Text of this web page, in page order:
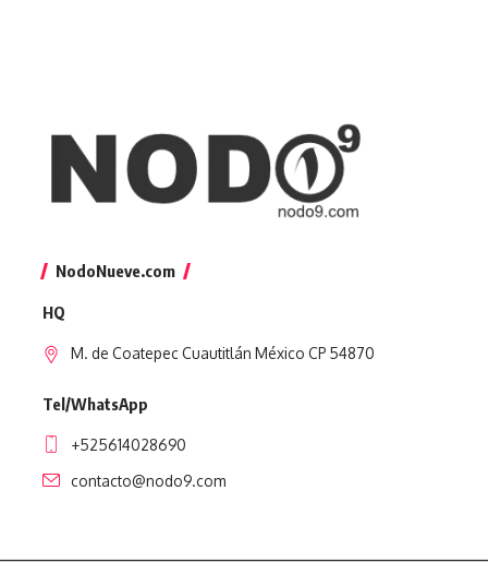
NodoNueve.com
HQ
M. de Coatepec Cuautitlán México CP 54870
Tel/WhatsApp
+525614028690
contacto@nodo9.com